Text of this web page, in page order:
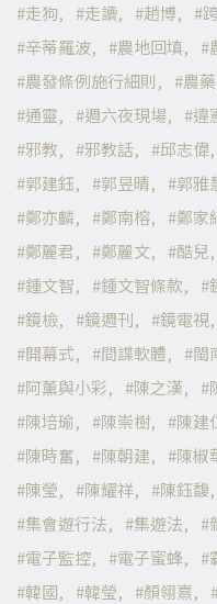
走狗
走讀 趙博
辛蒂羅波
農地回填
農發條例施行細則
農藥
通靈
週六夜現場 違
邪教
邪教話 邱志偉
郭建鈺
郭昱晴 郭雅
鄭亦麟
鄭南榕 鄭家
鄭麗君
鄭麗文 酷兒
鍾文智
鍾文智條款
鏡檢
鏡週刊 鏡電視
開幕式
間諜軟體 閩
阿薰與小彩
陳之漢
陳培瑜
陳崇樹 陳建
陳時奮
陳朝建 陳椒
陳瑩
陳耀祥 陳鈺馥
集會遊行法
集遊法
電子監控
電子蜜蜂
韓國
韓瑩 顏翎熹